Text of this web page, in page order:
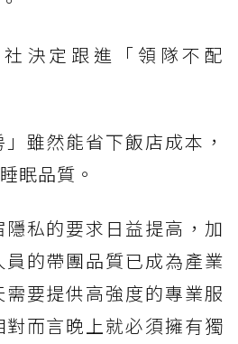
決定跟進「領隊不配
雖然能省下飯店成本，
眠品質。
私的要求日益提高，加
的帶團品質已成為產業
要提供高強度的專業服
而言晚上就必須擁有獨